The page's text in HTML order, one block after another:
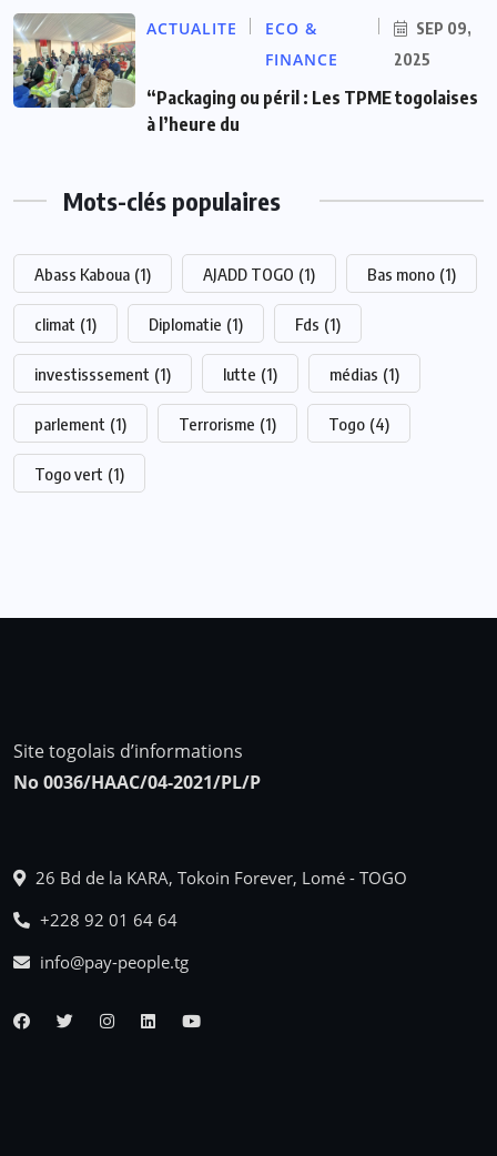
ACTUALITE
ECO &
FINANCE
SEP 09,
2025
“Packaging ou péril : Les TPME togolaises
à l’heure du
Mots-clés populaires
Abass Kaboua (1) AJADD TOGO (1) Bas mono (1)
climat (1) Diplomatie (1) Fds (1)
investisssement (1) lutte (1) médias (1)
parlement (1) Terrorisme (1) Togo (4)
Togo vert (1)
Site togolais d’informations
No 0036/HAAC/04-2021/PL/P
26 Bd de la KARA, Tokoin Forever, Lomé - TOGO
+228 92 01 64 64
info@pay-people.tg